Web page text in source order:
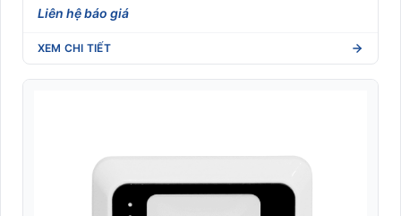
Liên hệ báo giá
XEM CHI TIẾT